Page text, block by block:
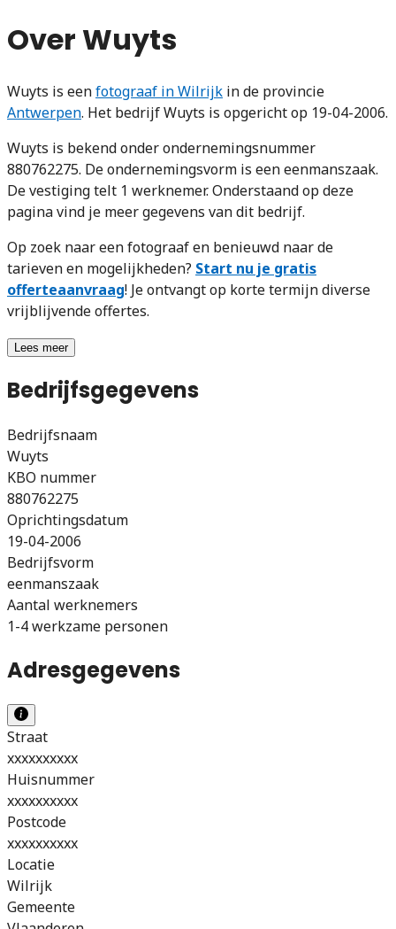
Over Wuyts
Wuyts is eenfotograaf in Wilrijk in de provincie
Antwerpen. Het bedrijf Wuyts is opgericht op 19-04-2006.
Wuyts is bekend onder ondernemingsnummer
880762275. De ondernemingsvorm is een eenmanszaak.
De vestiging telt 1 werknemer. Onderstaand op deze
pagina vind je meer gegevens van dit bedrijf.
Op zoek naar een fotograaf en benieuwd naar de
tarieven en mogelijkheden? Start nu je gratis
offerteaanvraag! Je ontvangt op korte termijn diverse
vrijblijvende offertes.
Lees meer
Bedrijfsgegevens
Bedrijfsnaam
Wuyts
KBO nummer
880762275
Oprichtingsdatum
19-04-2006
Bedrijfsvorm
eenmanszaak
Aantal werknemers
1-4 werkzame personen
Adresgegevens
Straat
xxxxxxxxxx
Huisnummer
xxxxxxxxxx
Postcode
xxxxxxxxxx
Locatie
Wilrijk
Gemeente